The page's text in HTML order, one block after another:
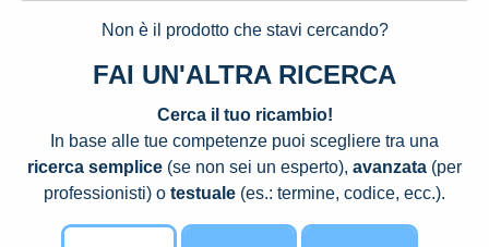
Non è il prodotto che stavi cercando?
FAI UN'ALTRA RICERCA
Cerca il tuo ricambio!
In base alle tue competenze puoi scegliere tra una
ricerca semplice (se non sei un esperto), avanzata (per
professionisti) o testuale (es.: termine, codice, ecc.).